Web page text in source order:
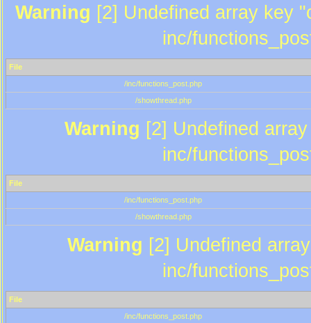
Warning [2] Undefined array key
inc/
File
/inc/functions_post.php
/showthread.php
Warning [2] Undefined
inc/
File
/inc/functions_post.php
/showthread.php
Warning [2] Undefined
inc/
File
/inc/functions_post.php